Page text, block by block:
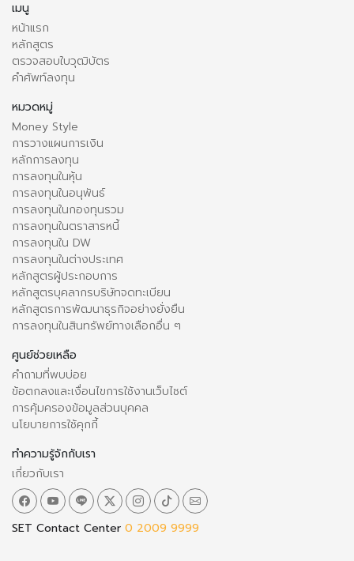
เมนู
หน้าแรก
หลักสูตร
ตรวจสอบใบวุฒิบัตร
คำศัพท์ลงทุน
หมวดหมู่
Money Style
การวางแผนการเงิน
หลักการลงทุน
การลงทุนในหุ้น
การลงทุนในอนุพันธ์
การลงทุนในกองทุนรวม
การลงทุนในตราสารหนี้
การลงทุนใน DW
การลงทุนในต่างประเทศ
หลักสูตรผู้ประกอบการ
หลักสูตรบุคลากรบริษัทจดทะเบียน
หลักสูตรการพัฒนาธุรกิจอย่างยั่งยืน
การลงทุนในสินทรัพย์ทางเลือกอื่น ๆ
ศูนย์ช่วยเหลือ
คำถามที่พบบ่อย
ข้อตกลงและเงื่อนไขการใช้งานเว็บไซต์
การคุ้มครองข้อมูลส่วนบุคคล
นโยบายการใช้คุกกี้
ทำความรู้จักกับเรา
เกี่ยวกับเรา
SET Contact Center 0 2009 9999